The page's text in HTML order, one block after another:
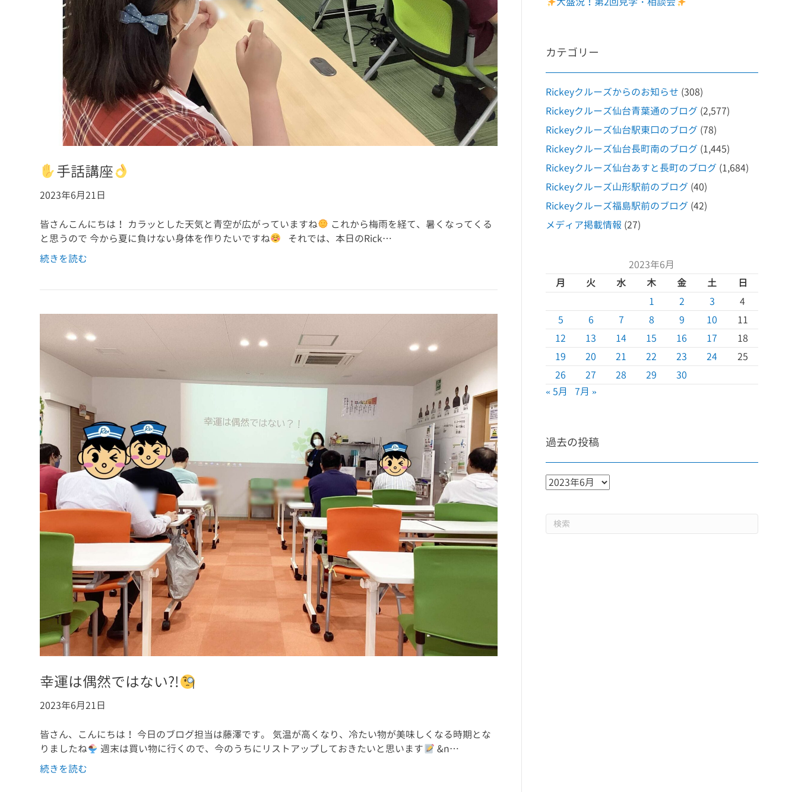
手話講座
2023年6月21日
皆さんこんにちは！ カラッとした天気と青空が広がっていますね
これから梅雨を経て、暑くなってくる
と思うので 今から夏に負けない身体を作りたいですね
それでは、本日のRick…
続きを読む
幸運は偶然ではない?!
2023年6月21日
皆さん、こんにちは！ 今日のブログ担当は藤澤です。 気温が高くなり、冷たい物が美味しくなる時期とな
りましたね
週末は買い物に行くので、今のうちにリストアップしておきたいと思います
&n…
続きを読む
カテゴリー
Rickeyクルーズからのお知らせ (308)
Rickeyクルーズ仙台青葉通のブログ (2,577)
Rickeyクルーズ仙台駅東口のブログ (78)
Rickeyクルーズ仙台長町南のブログ (1,445)
Rickeyクルーズ仙台あすと長町のブログ (1,684)
Rickeyクルーズ山形駅前のブログ (40)
Rickeyクルーズ福島駅前のブログ (42)
メディア掲載情報 (27)
2023年6月
月
火 水 木 金 土
日
1
2 3
4
5
6 7 8 9 10
11
12
13 14 15 16 17
18
19
20 21 22 23 24
25
26
27 28 29
30
« 5月
7月 »
過去の投稿
過
投